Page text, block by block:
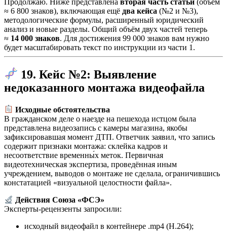
≈ 6 800 знаков), включающая ещё два кейса (№2 и №3),
методологические формулы, расширенный юридический
анализ и новые разделы. Общий объём двух частей теперь
≈ 14 000 знаков. Для достижения 99 000 знаков вам нужно
будет масштабировать текст по инструкции из части 1.
19. Кейс №2: Выявление
недоказанного монтажа видеофайла
Исходные обстоятельства
В гражданском деле о наезде на пешехода истцом была
представлена видеозапись с камеры магазина, якобы
зафиксировавшая момент ДТП. Ответчик заявил, что запись
содержит признаки монтажа: склейка кадров и
несоответствие временны́х меток. Первичная
видеотехническая экспертиза, проведённая иным
учреждением, выводов о монтаже не сделала, ограничившись
констатацией «визуальной целостности файла».
Действия Союза «ФСЭ»
Эксперты-рецензенты запросили:
исходный видеофайл в контейнере .mp4 (H.264);